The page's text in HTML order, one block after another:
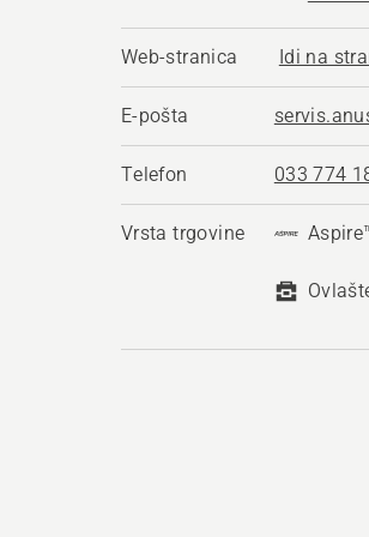
Web-stranica Idi na
E-pošta
Telefon 033 774
Vrsta trgovine